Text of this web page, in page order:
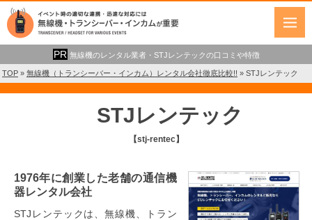
無線機のレンタル業者・STJレンテックの口コミや特徴
TOP » 無線機（トランシーバー・インカム）レンタル会社徹底比較!! » STJレンテック
STJレンテック
【stj-rentec】
1976年に創業した老舗の通信機
器レンタル会社
STJレンテックは、無線機、トラン